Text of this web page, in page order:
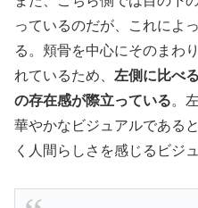
っているのだが、これによ
る。頬骨を中心にそのまわ
れているため、 左側に比べ
の存在感が際立っている。
華やかなビジュアルである
く人間らしさを感じるビジ